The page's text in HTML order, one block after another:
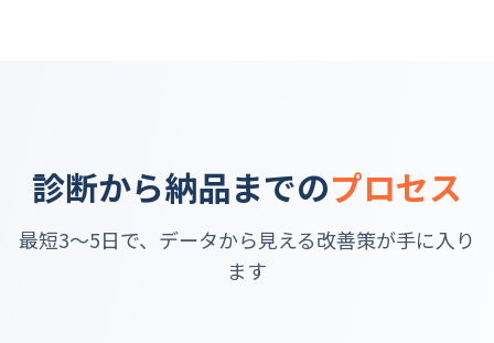
診断から納品までのプロセス
最短3～5日で、データから見える改善策が手に入り
ます